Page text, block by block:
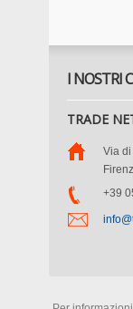
I NOSTRI
TRADE
Via di
+39